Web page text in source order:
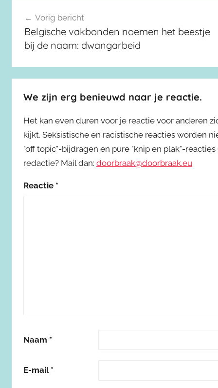
Berichtnavigatie
Vorig bericht
Belgische vakbonden noemen het beestje
bij de naam: dwangarbeid
We zijn erg benieuwd naar je reactie.
Het kan even duren voor je reactie voor anderen
kijkt. Seksistische en racistische reacties worden
"off topic"-bijdragen en pure "knip en plak"-
redactie? Mail dan: doorbraak@doorbraak.eu
Reactie *
Naam *
E-mail *